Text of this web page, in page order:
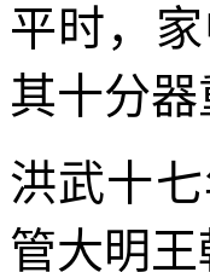
平时，
其十分器
洪武十
管大明